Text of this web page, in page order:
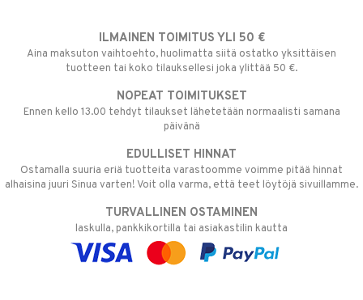
ILMAINEN TOIMITUS YLI 50 €
Aina maksuton vaihtoehto, huolimatta siitä ostatko yksittäisen
tuotteen tai koko tilauksellesi joka ylittää 50 €.
NOPEAT TOIMITUKSET
Ennen kello 13.00 tehdyt tilaukset lähetetään normaalisti samana
päivänä
EDULLISET HINNAT
Ostamalla suuria eriä tuotteita varastoomme voimme pitää hinnat
alhaisina juuri Sinua varten! Voit olla varma, että teet löytöjä sivuillamme.
TURVALLINEN OSTAMINEN
laskulla, pankkikortilla tai asiakastilin kautta